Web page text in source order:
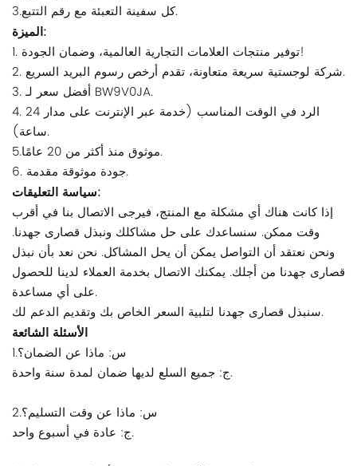
3.كل سفينة التعبئة مع رقم التتبع.
الميزة:
1. توفير منتجات العلامات التجارية العالمية، وضمان الجودة!
2. شركة لوجستية سريعة متعاونة، تقدم أرخص رسوم البريد السريع.
3. أفضل سعر لـ BW9V0JA.
4. الرد في الوقت المناسب (خدمة عبر الإنترنت على مدار 24
ساعة).
5.موثوق منذ أكثر من 20 عامًا.
6. جودة موثوقة مقدمة.
سياسة التعليقات:
إذا كانت هناك أي مشكلة مع المنتج، فيرجى الاتصال بنا في أقرب
وقت ممكن. سنساعدك على حل مشاكلك ونبذل قصارى جهدنا.
ونحن نعتقد أن التواصل يمكن أن يحل المشاكل. نحن نعد بأن نبذل
قصارى جهدنا من أجلك. يمكنك الاتصال بخدمة العملاء لدينا للحصول
على أي مساعدة.
سنبذل قصارى جهدنا لتلبية السعر الخاص بك وتقديم الدعم لك.
الأسئلة الشائعة
1.س: ماذا عن الضمان؟
ج: جميع السلع لديها ضمان لمدة سنة واحدة.
2.س: ماذا عن وقت التسليم؟
ج: عادة في أسبوع واحد.